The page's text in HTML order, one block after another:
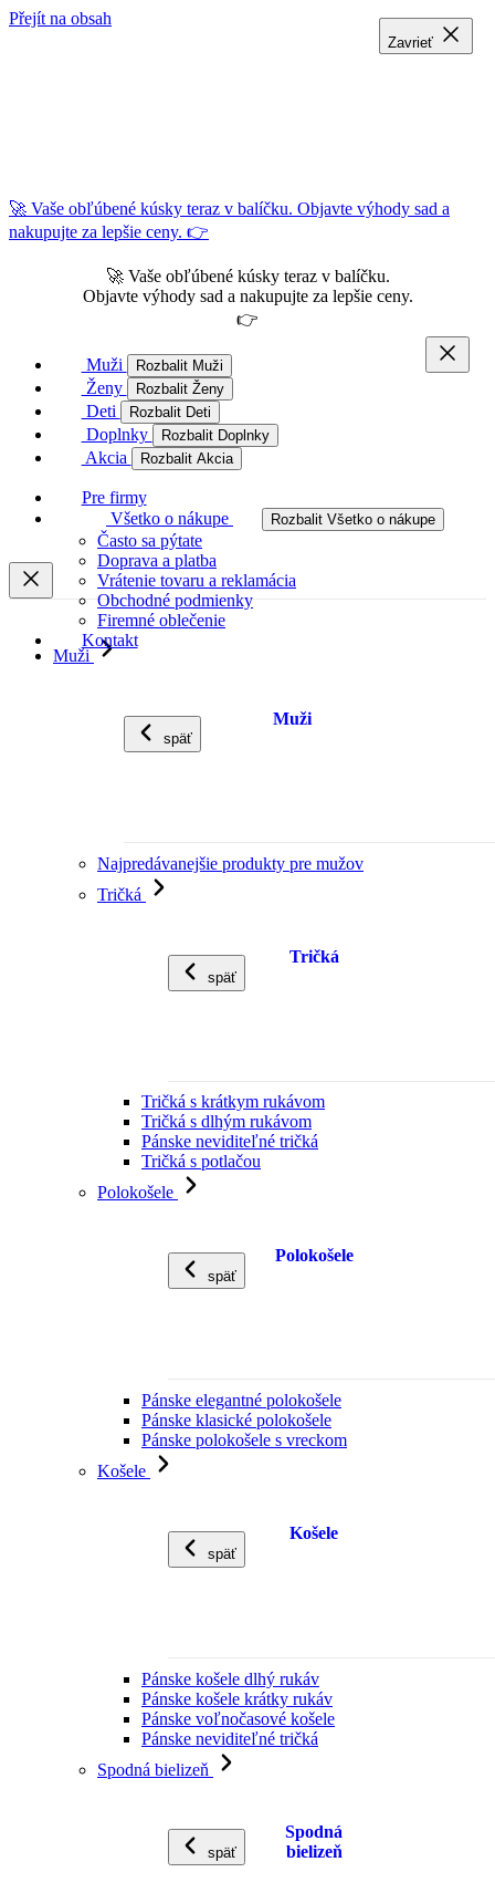
Přejít na obsah
🚀 Vaše obľúbené kúsky teraz v balíčku. Objavte výhody sad a
nakupujte za lepšie ceny. 👉
🚀 Vaše obľúbené kúsky teraz v balíčku.
Objavte výhody sad a nakupujte za lepšie ceny.
👉
Muži Rozbalit Muži
Ženy Rozbalit Ženy
Deti Rozbalit Deti
Doplnky Rozbalit Doplnky
Akcia Rozbalit Akcia
Pre firmy
Všetko o nákupe
Rozbalit Všetko o nákupe
Často sa pýtate
Doprava a platba
Vrátenie tovaru a reklamácia
Obchodné podmienky
Firemné oblečenie
Kontakt
Muži
späť
Muži
Najpredávanejšie produkty pre mužov
Tričká
späť
Tričká
Tričká s krátkym rukávom
Tričká s dlhým rukávom
Pánske neviditeľné tričká
Tričká s potlačou
Polokošele
späť
Polokošele
Pánske elegantné polokošele
Pánske klasické polokošele
Pánske polokošele s vreckom
Košele
späť
Košele
Pánske košele dlhý rukáv
Pánske košele krátky rukáv
Pánske voľnočasové košele
Pánske neviditeľné tričká
Spodná bielizeň
späť
Spodná
bielizeň
Zavrieť
Zavrieť
Zavrieť